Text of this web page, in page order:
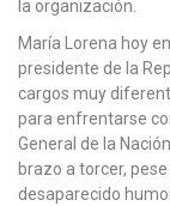
la organización.
María Lorena hoy
presidente de la
cargos muy
para enfrentarse
General de la
brazo a torcer,
desaparecido